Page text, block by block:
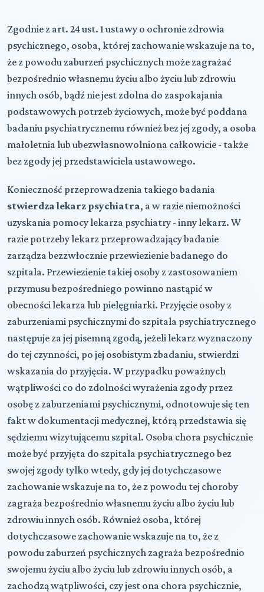
Zgodnie z art. 24 ust. 1 ustawy o ochronie zdrowia
psychicznego, osoba, której zachowanie wskazuje na to,
że z powodu zaburzeń psychicznych może zagrażać
bezpośrednio własnemu życiu albo życiu lub zdrowiu
innych osób, bądź nie jest zdolna do zaspokajania
podstawowych potrzeb życiowych, może być poddana
badaniu psychiatrycznemu również bez jej zgody, a osoba
małoletnia lub ubezwłasnowolniona całkowicie - także
bez zgody jej przedstawiciela ustawowego.
Konieczność przeprowadzenia takiego badania
stwierdza lekarz psychiatra, a w razie niemożności
uzyskania pomocy lekarza psychiatry - inny lekarz. W
razie potrzeby lekarz przeprowadzający badanie
zarządza bezzwłocznie przewiezienie badanego do
szpitala. Przewiezienie takiej osoby z zastosowaniem
przymusu bezpośredniego powinno nastąpić w
obecności lekarza lub pielęgniarki. Przyjęcie osoby z
zaburzeniami psychicznymi do szpitala psychiatrycznego
następuje za jej pisemną zgodą, jeżeli lekarz wyznaczony
do tej czynności, po jej osobistym zbadaniu, stwierdzi
wskazania do przyjęcia. W przypadku poważnych
wątpliwości co do zdolności wyrażenia zgody przez
osobę z zaburzeniami psychicznymi, odnotowuje się ten
fakt w dokumentacji medycznej, którą przedstawia się
sędziemu wizytującemu szpital. Osoba chora psychicznie
może być przyjęta do szpitala psychiatrycznego bez
swojej zgody tylko wtedy, gdy jej dotychczasowe
zachowanie wskazuje na to, że z powodu tej choroby
zagraża bezpośrednio własnemu życiu albo życiu lub
zdrowiu innych osób. Również osoba, której
dotychczasowe zachowanie wskazuje na to, że z
powodu zaburzeń psychicznych zagraża bezpośrednio
swojemu życiu albo życiu lub zdrowiu innych osób, a
zachodzą wątpliwości, czy jest ona chora psychicznie,